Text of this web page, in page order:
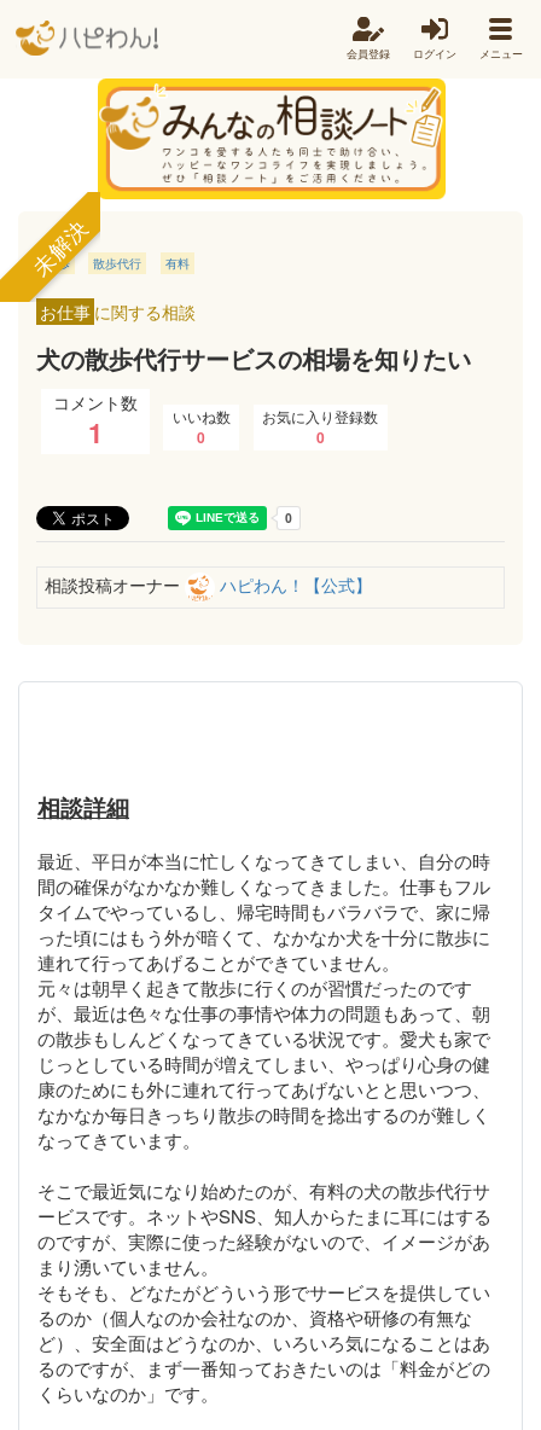
会員登録 ログイン メニュー
未解決
散歩 散歩代行 有料
お仕事 に関する相談
犬の散歩代行サービスの相場を知りたい
コメント数
1 いいね数
0
お気に入り登録数
0
相談投稿オーナー ハピわん！【公式】
相談詳細
最近、平日が本当に忙しくなってきてしまい、自分の時
間の確保がなかなか難しくなってきました。仕事もフル
タイムでやっているし、帰宅時間もバラバラで、家に帰
った頃にはもう外が暗くて、なかなか犬を十分に散歩に
連れて行ってあげることができていません。
元々は朝早く起きて散歩に行くのが習慣だったのです
が、最近は色々な仕事の事情や体力の問題もあって、朝
の散歩もしんどくなってきている状況です。愛犬も家で
じっとしている時間が増えてしまい、やっぱり心身の健
康のためにも外に連れて行ってあげないとと思いつつ、
なかなか毎日きっちり散歩の時間を捻出するのが難しく
なってきています。
そこで最近気になり始めたのが、有料の犬の散歩代行サ
ービスです。ネットやSNS、知人からたまに耳にはする
のですが、実際に使った経験がないので、イメージがあ
まり湧いていません。
そもそも、どなたがどういう形でサービスを提供してい
るのか（個人なのか会社なのか、資格や研修の有無な
ど）、安全面はどうなのか、いろいろ気になることはあ
るのですが、まず一番知っておきたいのは「料金がどの
くらいなのか」です。